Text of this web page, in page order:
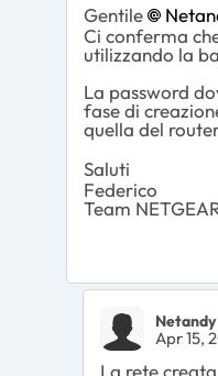
Gentile
Ci conferma
utilizzando la
La password
fase di
quella del
Saluti
Federico
Team
Netandy
Apr 15,
La rete